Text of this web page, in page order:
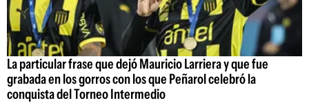
La particular frase que dejó Mauricio Larriera y que fue
grabada en los gorros con los que Peñarol celebró la
conquista del Torneo Intermedio